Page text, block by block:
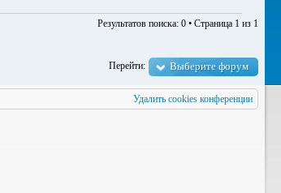
Результатов поиска: 0 • Страница 1 из 1
Перейти:
Выберите форум
Удалить cookies конференции